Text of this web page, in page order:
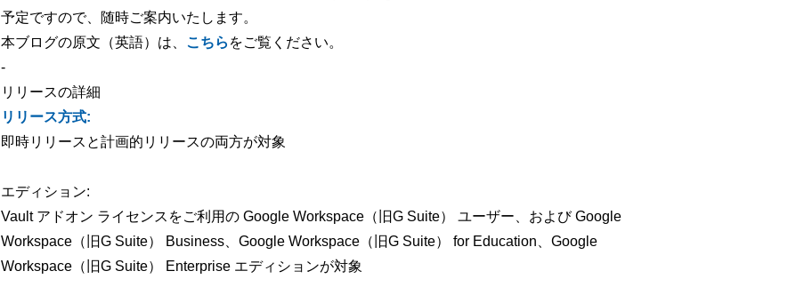
予定ですので、随時ご案内いたします。
本ブログの原文（英語）は、 こちら をご覧ください。
-
リリースの詳細
リリース方式:
即時リリースと計画的リリースの両方が対象
エディション:
Vault アドオン ライセンスをご利用の Google Workspace（旧G Suite） ユーザー、および Google
Workspace（旧G Suite） Business、Google Workspace（旧G Suite） for Education、Google
Workspace（旧G Suite） Enterprise エディションが対象